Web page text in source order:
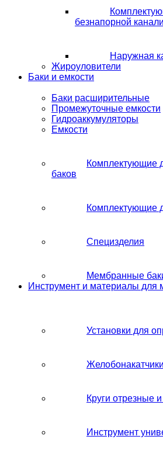
безнапорной
Наружная
Жироуловители
Баки и емкости
Баки расширительные
Промежуточные емкости
Гидроаккумуляторы
Емкости
Комплектующие
баков
Комплектующие
Специзделия
Мембранные
Инструмент и материалы для
Установки для
Желобонакатчики
Круги отрезные
Инструмент